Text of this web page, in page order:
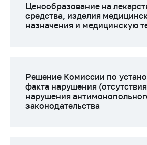
Ценообразование на
средства, изделия
назначения и медицинскую
Решение Комиссии по
факта нарушения
нарушения
законодательства